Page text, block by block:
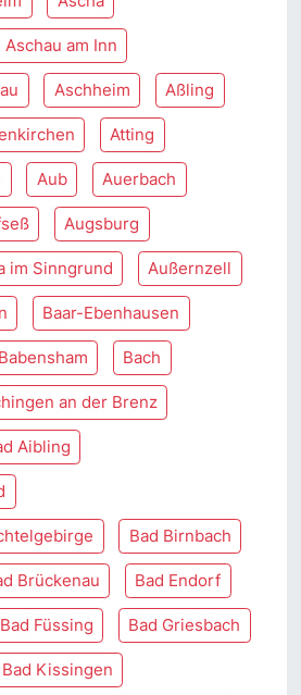
Aschau am Inn
Aschheim Aßling
Atting
Aub Auerbach
Augsburg
im Sinngrund Außernzell
Baar-Ebenhausen
Babensham Bach
an der Brenz
Aibling
Bad Birnbach
Brückenau Bad Endorf
Bad Füssing Bad Griesbach
Bad Kissingen